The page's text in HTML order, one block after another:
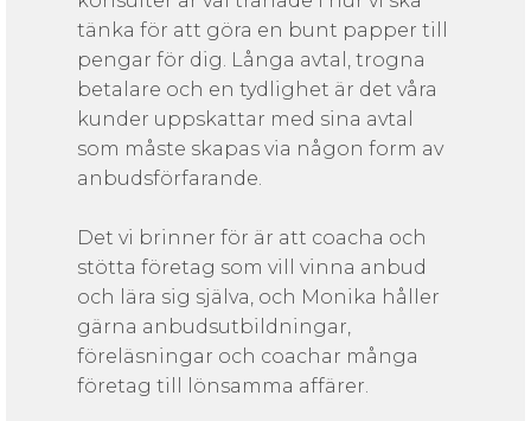
tänka för att göra en bunt papper till
pengar för dig. Långa avtal, trogna
betalare och en tydlighet är det våra
kunder uppskattar med sina avtal
som måste skapas via någon form av
anbudsförfarande.
Det vi brinner för är att coacha och
stötta företag som vill vinna anbud
och lära sig själva, och Monika håller
gärna anbudsutbildningar,
föreläsningar och coachar många
företag till lönsamma affärer.